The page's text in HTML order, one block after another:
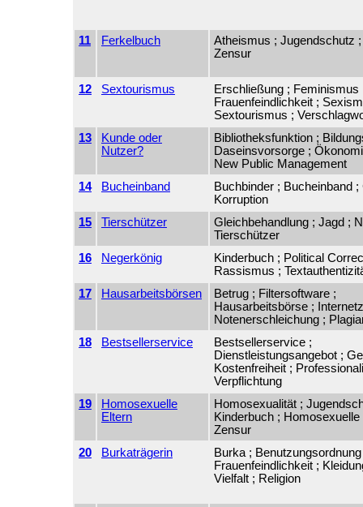
11 Ferkelbuch
Atheismus ; Jugendschutz
Zensur
12 Sextourismus
Erschließung ; Feminismus
Frauenfeindlichkeit ;
Sextourismus ;
13
Kunde oder
Nutzer?
Bibliotheksfunktion ;
Daseinsvorsorge ;
New Public Management
14
Bucheinband
Buchbinder ; Bucheinband ;
Korruption
15
Tierschützer
Gleichbehandlung ; Jagd ;
Tierschützer
16
Negerkönig
Kinderbuch ; Political
Rassismus ;
17
Hausarbeitsbörsen
Betrug ; Filtersoftware ;
Hausarbeitsbörse ;
Notenerschleichung ;
18
Bestsellerservice
Bestsellerservice ;
Dienstleistungsangebot ;
Kostenfreiheit ;
Verpflichtung
19
Homosexuelle
Eltern
Homosexualität ;
Kinderbuch ; Homosexuelle
Zensur
20
Burkaträgerin
Burka ;
Frauenfeindlichkeit ;
Vielfalt ; Religion